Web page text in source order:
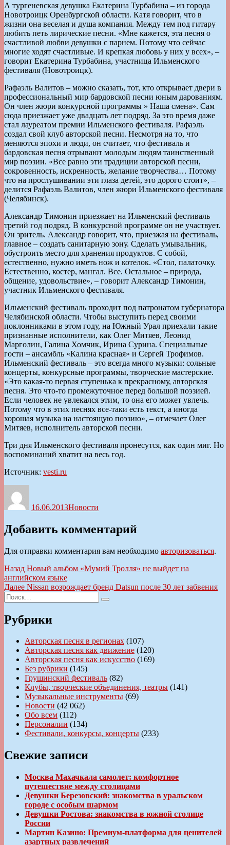
А тургеневская девушка Екатерина Турбабина – из города
Новотроицк Оренбургской области. Катя говорит, что в
жизни она веселая и душа компания. Между тем под гитару
любить петь лирические песни. «Мне кажется, эта песня о
счастливой любви девушки с парнем. Потому что сейчас
многие ходят счастливые. И крепкая любовь у них у всех», –
говорит Екатерина Турбабина, участница Ильменского
фестиваля (Новотроицк).
Рафаэль Валитов – можно сказать, тот, кто открывает двери в
профессиональный мир бардовской песни юным дарованиям.
Он член жюри конкурсной программы » Наша смена». Сам
сюда приезжает уже двадцать лет подряд. За это время даже
стал лауреатом премии Ильменского фестиваля. Рафаэль
создал свой клуб авторской песни. Несмотря на то, что
меняются эпохи и люди, он считает, что фестиваль и
бардовская песня отрывают молодым людям таинственный
мир поэзии. «Все равно эти традиции авторской песни,
сокровенность, искренность, желание творчества… Потому
что на прослушивании эти глаза детей, это дорого стоит», –
делится Рафаэль Валитов, член жюри Ильменского фестиваля
(Челябинск).
Александр Тимонин приезжает на Ильменский фестиваль
третий год подряд. В конкурсной программе он не участвует.
Он зритель. Александр говорит, что, приезжая на фестиваль,
главное – создать санитарную зону. Сделать умывальник,
обустроить место для хранения продуктов. С собой,
естественно, нужно иметь нож и котелок. «Стол, палаточку.
Естественно, костер, мангал. Все. Остальное – природа,
общение, удовольствие», – говорит Александр Тимонин,
участник Ильменского фестиваля.
Ильменский фестиваль проходит под патронатом губернатора
Челябинской области. Чтобы выступить перед своими
поклонниками в этом году, на Южный Урал приехали такие
признанные исполнители, как Олег Митяев, Леонид
Марголин, Галина Хомчик, Ирина Сурина. Специальные
гости – ансамбль «Калина красная» и Сергей Трофимов.
Ильменский фестиваль – это всегда много музыки: сольные
концерты, конкурсные программы, творческие мастерские.
«Это какая-то первая ступенька к прекрасному, авторская
песня. Это что-то промежуточное перед большой поэзией.
Если человек не увлекался этим, то она его может увлечь.
Потому что в этих песнях все-таки есть текст, а иногда
хорошая музыка на настоящую поэзию», – отмечает Олег
Митяев, исполнитель авторской песни.
Три дня Ильменского фестиваля пронесутся, как один миг. Но
воспоминаний хватит на весь год.
Источник: vesti.ru
16.06.2013Новости
Добавить комментарий
Для отправки комментария вам необходимо авторизоваться.
Навигация
по
записям
Назад Предыдущая
запись:
Новый альбом «Мумий Тролля» не выйдет на
английском языке
Далее Следующая
Nissan возрождает бренд Datsun после 30 лет забвения
Искать:
Поиск
Рубрики
Авторская песня в регионах (107)
Авторская песня как движение (120)
Авторская песня как искусство (169)
Без рубрики (145)
Грушинский фестиваль (82)
Клубы, творческие объединения, театры (141)
Музыкальные инструменты (69)
Новости (42 062)
Обо всем (112)
Персоналии (134)
Фестивали, конкурсы, концерты (233)
Свежие записи
Москва Махачкала самолет: комфортное
путешествие между столицами
Девушки Березовский: знакомства в уральском
городе с особым шармом
Девушки Ростова: знакомства в южной столице
России
Мартин Казино: Премиум-платформа для ценителей
азартных развлечений